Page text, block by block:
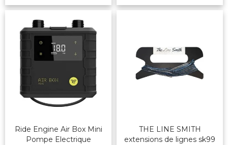
Ride Engine Air Box Mini
Pompe Electrique
THE LINE SMITH
extensions de lignes sk99